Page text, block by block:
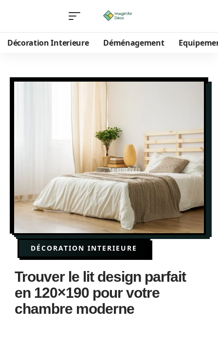
Décoration Interieure Déménagement
DÉCORATION INTERIEURE
Trouver le lit design parfait
en 120×190 pour votre
chambre moderne